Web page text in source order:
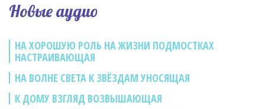
Новые аудио
НА ХОРОШУЮ РОЛЬ НА ЖИЗНИ ПОДМОСТКАХ
НАСТРАИВАЮЩАЯ
НА ВОЛНЕ СВЕТА К ЗВЁЗДАМ УНОСЯЩАЯ
К ДОМУ ВЗГЛЯД ВОЗВЫШАЮЩАЯ